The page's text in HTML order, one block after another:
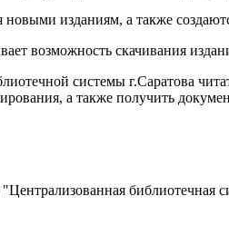
изданиям, а также
возможность скачивания
системы г.Саратова
а также получить
библиотечная